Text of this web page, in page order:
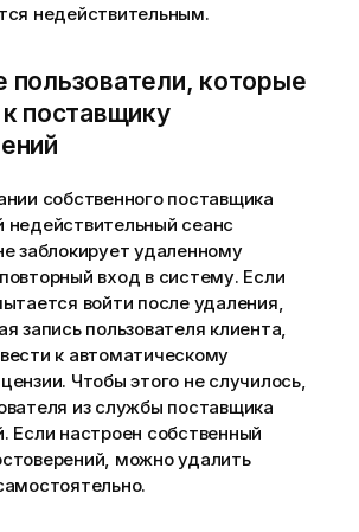
недействительным.
пользователи, которые
поставщику
собственного поставщика
недействительный сеанс
заблокирует удаленному
вход в систему. Если
войти после удаления,
запись пользователя клиента,
к автоматическому
Чтобы этого не случилось,
из службы поставщика
Если настроен собственный
можно удалить